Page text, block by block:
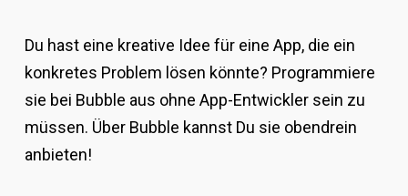
Du hast eine kreative Idee für eine App, die ein
konkretes Problem lösen könnte? Programmiere
sie bei Bubble aus ohne App-Entwickler sein zu
müssen. Über Bubble kannst Du sie obendrein
anbieten!